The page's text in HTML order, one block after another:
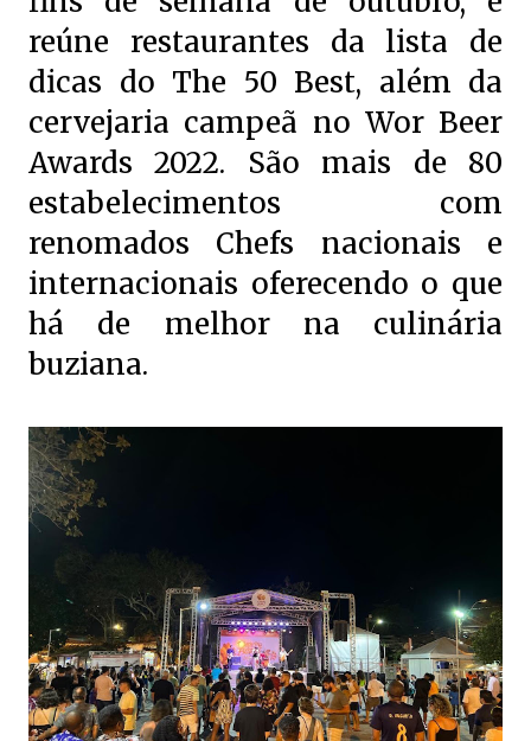
reúne restaurantes da lista de
dicas do The 50 Best, além da
cervejaria campeã no Wor Beer
Awards 2022. São mais de 80
estabelecimentos com
renomados Chefs nacionais e
internacionais oferecendo o que
há de melhor na culinária
buziana.